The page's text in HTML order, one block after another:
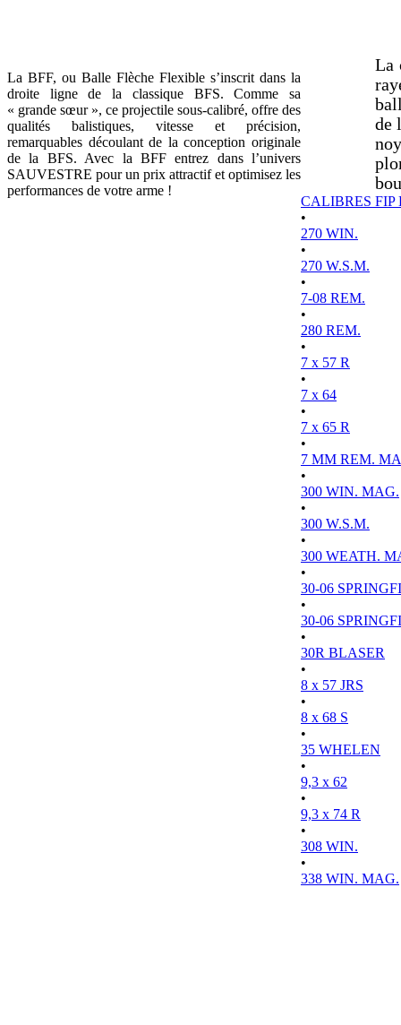
La BFF, ou Balle Flèche Flexible s’inscrit dans la
droite ligne de la classique BFS. Comme sa
« grande sœur », ce projectile sous-calibré, offre des
qualités balistiques, vitesse et précision,
remarquables découlant de la conception originale
de la BFS. Avec la BFF entrez dans l’univers
SAUVESTRE pour un prix attractif et optimisez les
performances de votre arme !
La
de
CALIBRES FIP
•
270 WIN.
•
270 W.S.M.
•
7-08 REM.
•
280 REM.
•
7 x 57 R
•
7 x 64
•
7 x 65 R
•
7 MM REM.
•
300 WIN. MAG.
•
300 W.S.M.
•
300 WEATH.
•
30-06
•
30-06
•
30R BLASER
•
8 x 57 JRS
•
8 x 68 S
•
35 WHELEN
•
9,3 x 62
•
9,3 x 74 R
•
308 WIN.
•
338 WIN. MAG.